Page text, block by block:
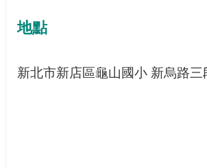
地點
新北市新店區龜山國小 新烏路